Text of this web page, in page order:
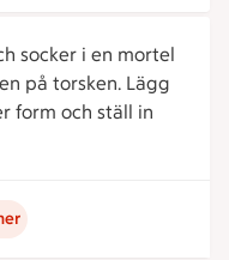
socker i en mortel
på torsken. Lägg
form och ställ in